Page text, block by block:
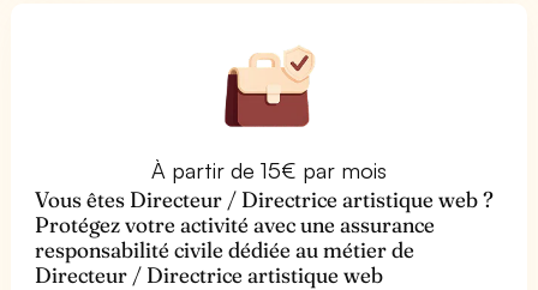
À partir de 15€ par mois
Vous êtes Directeur / Directrice artistique web ?
Protégez votre activité avec une assurance
responsabilité civile dédiée au métier de
Directeur / Directrice artistique web